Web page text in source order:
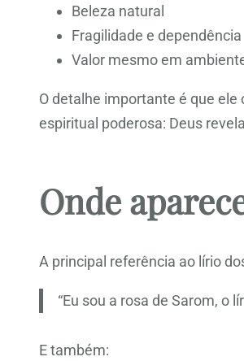
Beleza natural
Fragilidade e dependência
Valor mesmo em
O detalhe importante é que ele
espiritual poderosa: Deus
Onde
A principal referência ao lírio
“Eu sou a rosa de Sarom, o
E também: